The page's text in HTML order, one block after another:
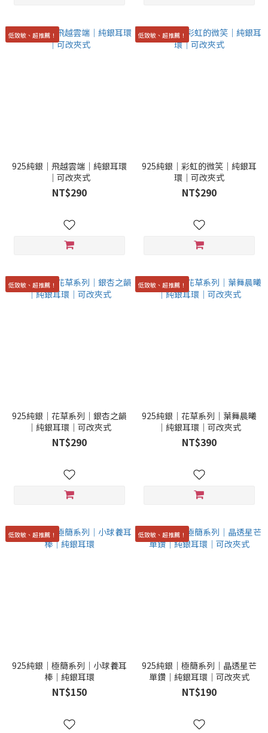
低致敏、超推薦！
925純銀｜飛越雲端｜純銀耳環
｜可改夾式
NT$290
低致敏、超推薦！
925純銀｜彩虹的微笑｜純銀耳
環｜可改夾式
NT$290
低致敏、超推薦！
925純銀｜花草系列｜銀杏之韻
｜純銀耳環｜可改夾式
NT$290
低致敏、超推薦！
925純銀｜花草系列｜葉舞晨曦
｜純銀耳環｜可改夾式
NT$390
低致敏、超推薦！
925純銀｜極簡系列｜小球養耳
棒｜純銀耳環
NT$150
低致敏、超推薦！
925純銀｜極簡系列｜晶透星芒
單鑽｜純銀耳環｜可改夾式
NT$190